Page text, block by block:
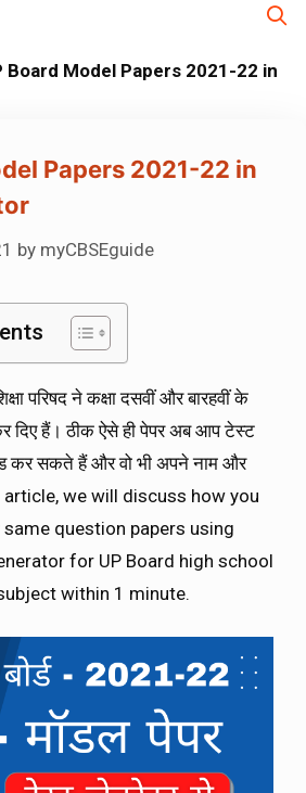
Board Model Papers 2021-22 in
Papers 2021-22 in
by myCBSEguide
परिषद ने कक्षा दसवीं और बारहवीं के
दिए हैं। ठीक ऐसे ही पेपर अब आप टेस्ट
कर सकते हैं और वो भी अपने नाम और
article, we will discuss how you
question papers using
for UP Board high school
within 1 minute.